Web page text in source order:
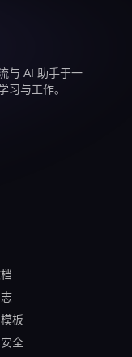
与 AI 助手于一
习与工作。
板
全